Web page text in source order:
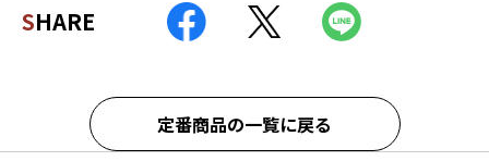
SHARE
定番商品の一覧に戻る